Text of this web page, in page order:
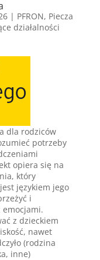
| PFRON, Piecza
działalności
dla rodziców
potrzeby
opiera się na
który
językiem jego
i
emocjami.
z dzieckiem
nawet
(rodzina
inne)